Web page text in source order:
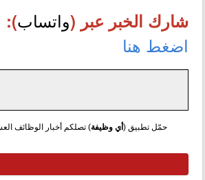
شارك الخبر عبر (واتساب):
اضغط هنا
حمّل تطبيق ( أي وظيفة) تصلكم أخبار الوظائف